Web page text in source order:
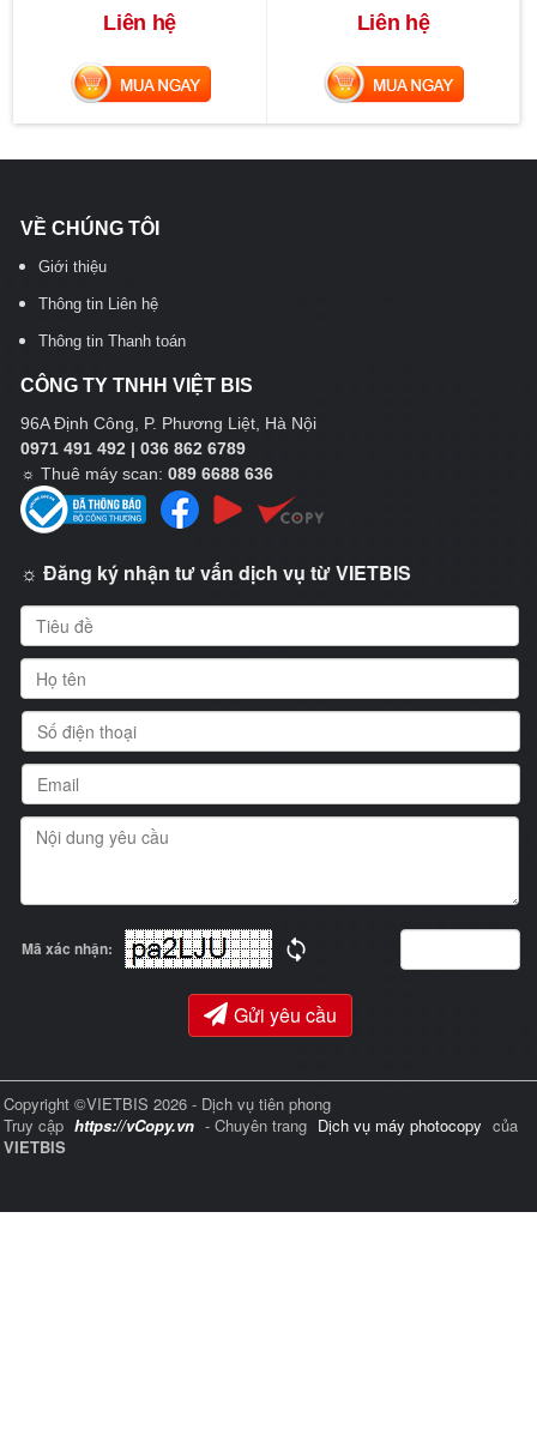
Liên hệ
MUA NGAY
Liên hệ
MUA NGAY
VỀ CHÚNG TÔI
Giới thiệu
Thông tin Liên hệ
Thông tin Thanh toán
CÔNG TY TNHH VIỆT BIS
96A Định Công, P. Phương Liệt, Hà Nội
0971 491 492 | 036 862 6789
☼ Thuê máy scan: 089 6688 636
☼ Đăng ký nhận tư vấn dịch vụ từ VIETBIS
Mã xác nhận:
Gửi yêu cầu
Copyright ©VIETBIS 2026 - Dịch vụ tiên phong
Truy cập https://vCopy.vn - Chuyên trang Dịch vụ máy photocopy của
VIETBIS